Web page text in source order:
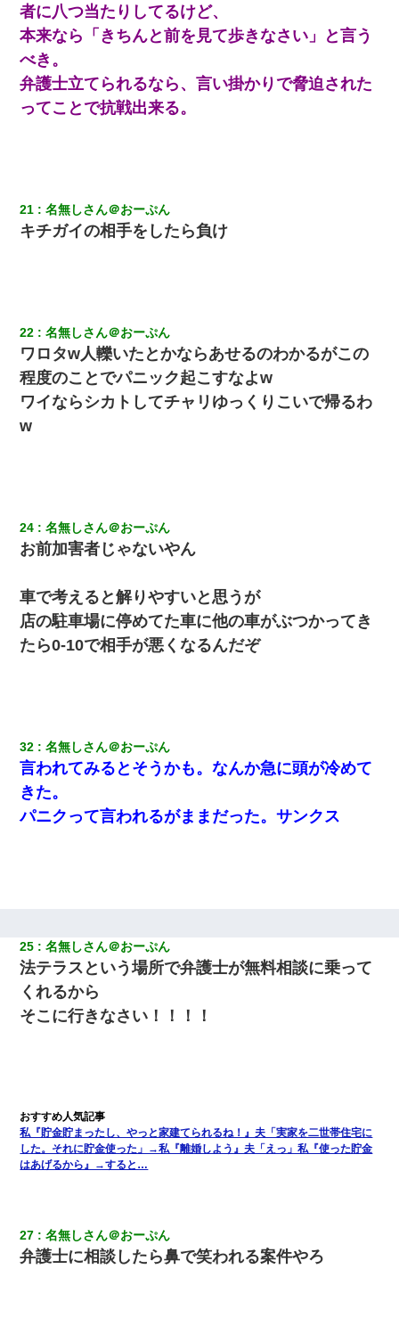
者に八つ当たりしてるけど、
本来なら「きちんと前を見て歩きなさい」と言う
べき。
弁護士立てられるなら、言い掛かりで脅迫された
ってことで抗戦出来る。
21 名無しさん＠おーぷん
キチガイの相手をしたら負け
22 名無しさん＠おーぷん
ワロタw人轢いたとかならあせるのわかるがこの
程度のことでパニック起こすなよw
ワイならシカトしてチャリゆっくりこいで帰るわ
w
24 名無しさん＠おーぷん
お前加害者じゃないやん
車で考えると解りやすいと思うが
店の駐車場に停めてた車に他の車がぶつかってき
たら0-10で相手が悪くなるんだぞ
32 名無しさん＠おーぷん
言われてみるとそうかも。なんか急に頭が冷めて
きた。
パニクって言われるがままだった。サンクス
25 名無しさん＠おーぷん
法テラスという場所で弁護士が無料相談に乗って
くれるから
そこに行きなさい！！！！
私『貯金貯まったし、やっと家建てられるね！』夫「実家を二世帯住宅に
した。それに貯金使った」→私『離婚しよう』夫「えっ」私『使った貯金
はあげるから』→すると…
27 名無しさん＠おーぷん
弁護士に相談したら鼻で笑われる案件やろ